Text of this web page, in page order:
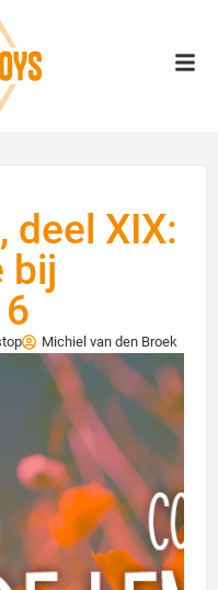
deel XIX:
bij
Michiel van den Broek